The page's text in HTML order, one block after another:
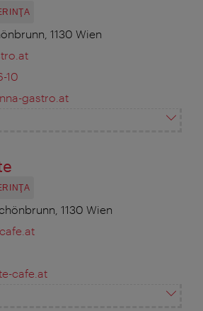
1130 Wien
10
gastro.at
1130 Wien
cafe.at